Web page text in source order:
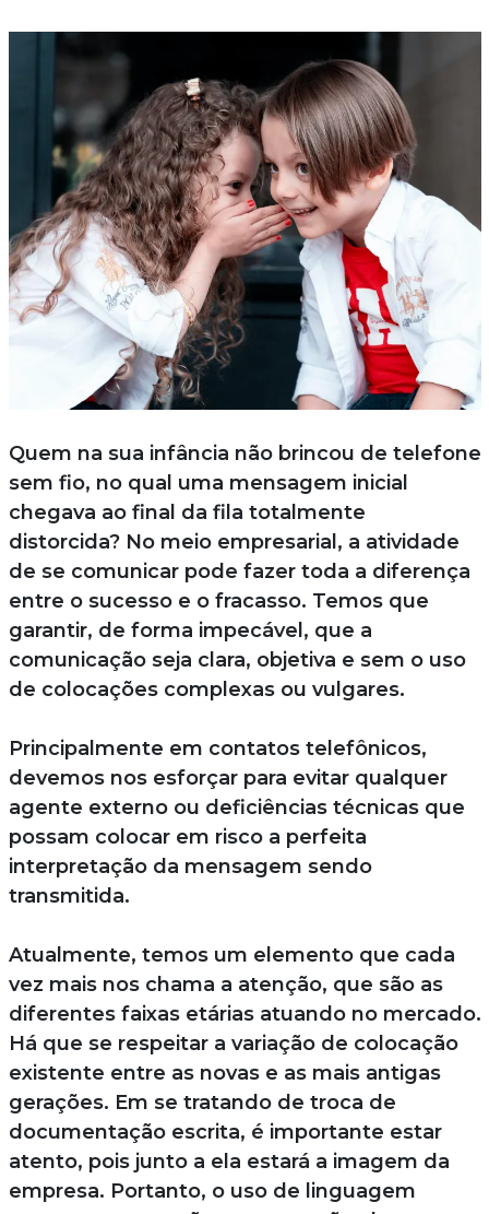
Quem na sua infância não brincou de telefone
sem fio, no qual uma mensagem inicial
chegava ao final da fila totalmente
distorcida? No meio empresarial, a atividade
de se comunicar pode fazer toda a diferença
entre o sucesso e o fracasso. Temos que
garantir, de forma impecável, que a
comunicação seja clara, objetiva e sem o uso
de colocações complexas ou vulgares.
Principalmente em contatos telefônicos,
devemos nos esforçar para evitar qualquer
agente externo ou deficiências técnicas que
possam colocar em risco a perfeita
interpretação da mensagem sendo
transmitida.
Atualmente, temos um elemento que cada
vez mais nos chama a atenção, que são as
diferentes faixas etárias atuando no mercado.
Há que se respeitar a variação de colocação
existente entre as novas e as mais antigas
gerações. Em se tratando de troca de
documentação escrita, é importante estar
atento, pois junto a ela estará a imagem da
empresa. Portanto, o uso de linguagem